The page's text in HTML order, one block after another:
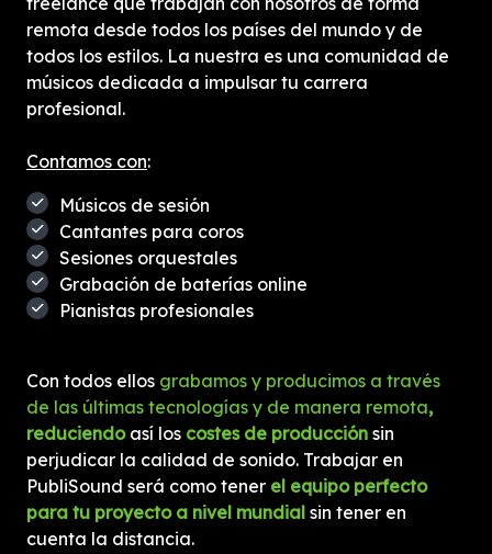
remota desde todos los países del mundo y de
todos los estilos. La nuestra es una comunidad de
músicos dedicada a impulsar tu carrera
profesional.
Contamos con:
Músicos de sesión
Cantantes para coros
Sesiones orquestales
Grabación de baterías online
Pianistas profesionales
Con todos ellos grabamos y producimos a través
de las últimas tecnologías y de manera remota,
reduciendoasí los costes de producción sin
perjudicar la calidad de sonido. Trabajar en
PubliSound será como tener el equipo perfecto
para tu proyecto a nivel mundial sin tener en
cuenta la distancia.